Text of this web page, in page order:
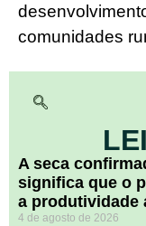
comunidades
A seca
significa que o
a produtividade
4 de agosto de 2026